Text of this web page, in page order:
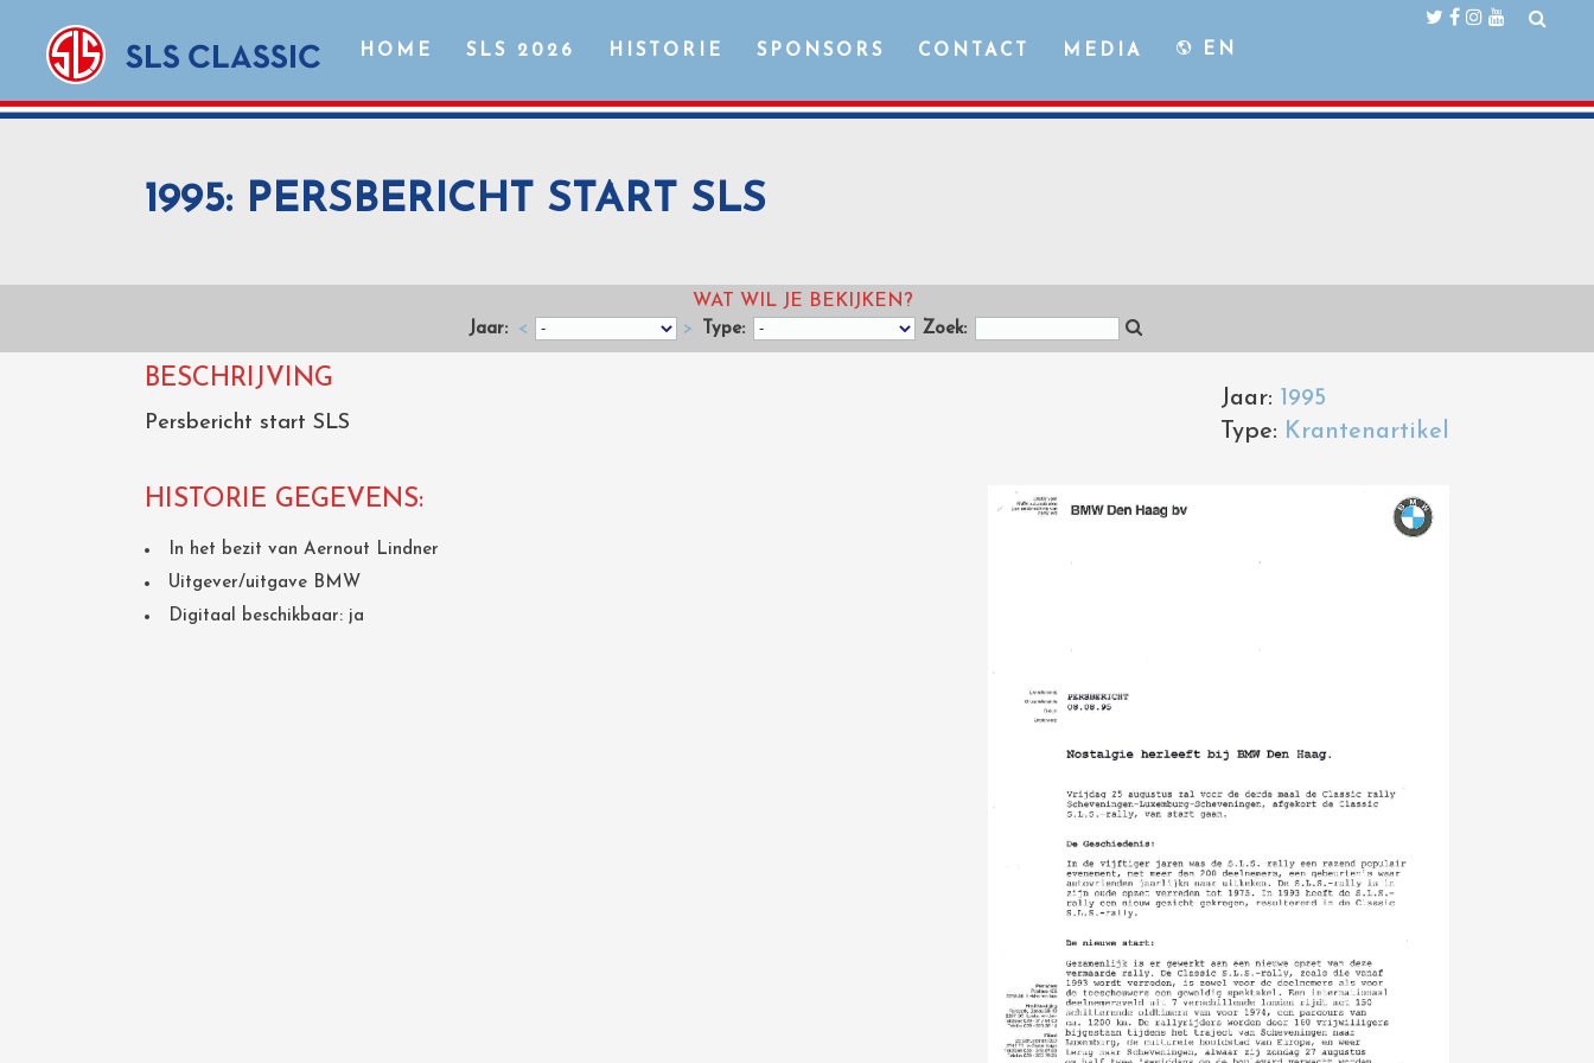
HOME SLS 2026 HISTORIE SPONSORS CONTACT MEDIA EN
1995: PERSBERICHT START SLS
WAT WIL JE BEKIJKEN?
Jaar: < > Type: Zoek:
Jaar: 1995
Type: Krantenartikel
BESCHRIJVING
Persbericht start SLS
HISTORIE GEGEVENS:
In het bezit van Aernout Lindner
Uitgever/uitgave BMW
Digitaal beschikbaar: ja